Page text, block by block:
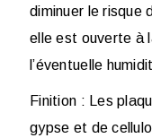
diminuer le risque
elle est ouverte à
l’éventuelle
Finition : Les
gypse et de